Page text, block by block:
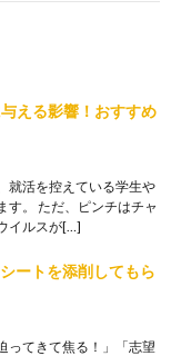
える影響！おすすめ
就活を控えている学生や
す。 ただ、ピンチはチャ
イルスが[…]
ートを添削してもら
ってきて焦る！」「志望